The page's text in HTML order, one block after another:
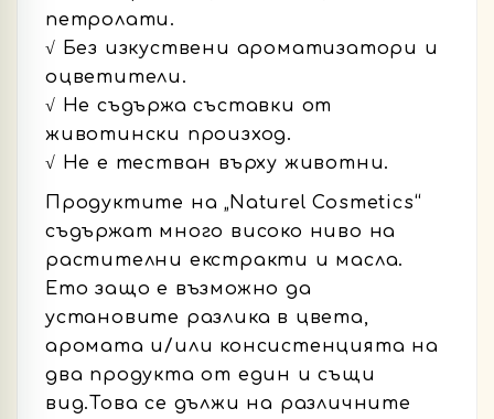
петролати.
√ Без изкуствени ароматизатори и
оцветители.
√ Не съдържа съставки от
животински произход.
√ Не е тестван върху животни.
Продуктите на „Naturel Cosmetics“
съдържат много високо ниво на
растителни екстракти и масла.
Ето защо е възможно да
установите разлика в цвета,
аромата и/или консистенцията на
два продукта от един и същи
вид.Това се дължи на различните